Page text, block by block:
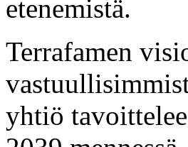
etenemistä.
Terrafamen
yhtiö